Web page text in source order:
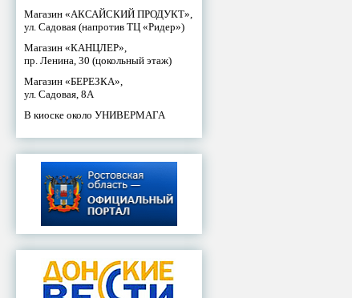
Магазин «АКСАЙСКИЙ ПРОДУКТ»,
ул. Садовая (напротив ТЦ «Ридер»)
Магазин «КАНЦЛЕР»,
пр. Ленина, 30 (цокольный этаж)
Магазин «БЕРЕЗКА»,
ул. Садовая, 8А
В киоске около УНИВЕРМАГА